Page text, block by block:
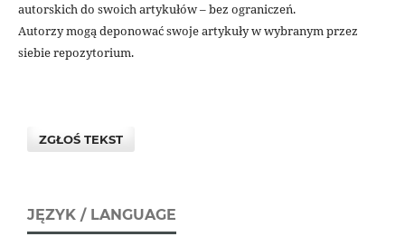
autorskich do swoich artykułów – bez ograniczeń.
Autorzy mogą deponować swoje artykuły w wybranym przez
siebie repozytorium.
ZGŁOŚ TEKST
JĘZYK / LANGUAGE